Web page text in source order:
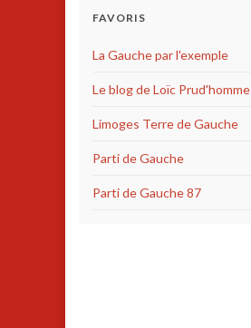
FAVORIS
La Gauche par l'exemple
Le blog de Loïc Prud'homme
Limoges Terre de Gauche
Parti de Gauche
Parti de Gauche 87